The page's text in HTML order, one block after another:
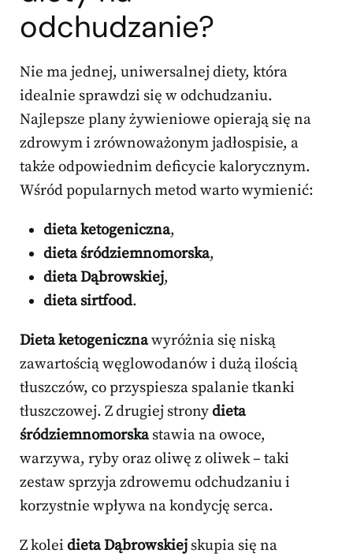
odchudzanie?
Nie ma jednej, uniwersalnej diety, która
idealnie sprawdzi się w odchudzaniu.
Najlepsze plany żywieniowe opierają się na
zdrowym i zrównoważonym jadłospisie, a
także odpowiednim deficycie kalorycznym.
Wśród popularnych metod warto wymienić:
dieta ketogeniczna,
dieta śródziemnomorska,
dieta Dąbrowskiej,
dieta sirtfood.
Dieta ketogenicznawyróżnia się niską
zawartością węglowodanów i dużą ilością
tłuszczów, co przyspiesza spalanie tkanki
tłuszczowej. Z drugiej stronydieta
śródziemnomorskastawia na owoce,
warzywa, ryby oraz oliwę z oliwek – taki
zestaw sprzyja zdrowemu odchudzaniu i
korzystnie wpływa na kondycję serca.
Z kolei dieta Dąbrowskiej skupia się na